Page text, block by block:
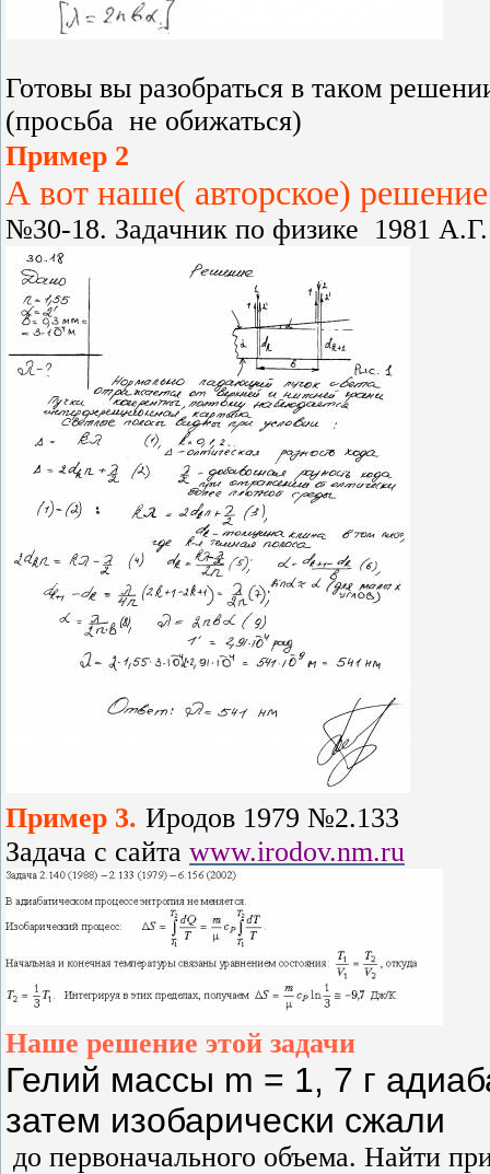
Готовы вы разобраться в таком
(просьба не обижаться)
Пример 2
А вот наше( авторское)
№30-18. Задачник по физике 1981
Пример 3. Иродов 1979 №2.133
Задача с сайта www.irodov.nm.ru
Наше решение этой задачи
Гелий массы m = 1, 7 г
затем изобарически сжали
до первоначального объема. Найти